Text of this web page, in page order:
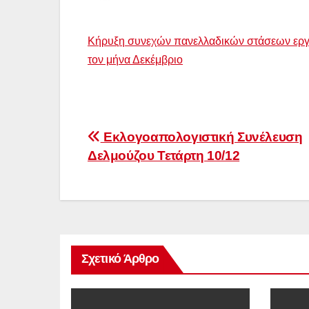
Κήρυξη συνεχών πανελλαδικών στάσεων
τον μήνα Δεκέμβριο
Πλοήγηση
άρθρων
Εκλογοαπολογιστική Συνέλευση
Δελμούζου Τετάρτη 10/12
Σχετικό Άρθρο